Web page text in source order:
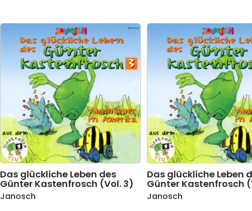
Das glückliche Leben des
Günter Kastenfrosch (Vol. 3)
Janosch
Das glückliche Leben
Günter Kastenfrosch
Janosch